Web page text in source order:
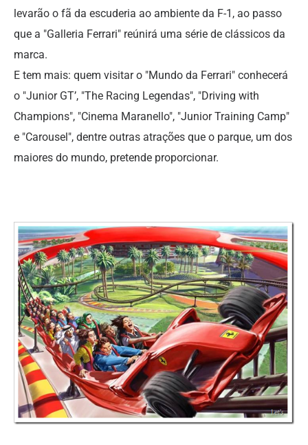
levarão o fã da escuderia ao ambiente da F-1, ao passo
que a "Galleria Ferrari" reúnirá uma série de clássicos da
marca.
E tem mais: quem visitar o "Mundo da Ferrari" conhecerá
o "Junior GT’, "The Racing Legendas", "Driving with
Champions", "Cinema Maranello", "Junior Training Camp"
e "Carousel", dentre outras atrações que o parque, um dos
maiores do mundo, pretende proporcionar.